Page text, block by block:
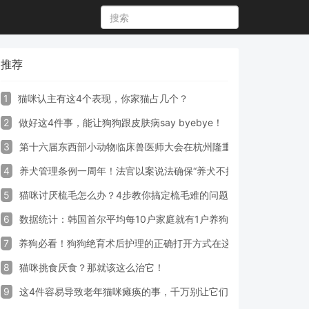
推荐
1 猫咪认主有这4个表现，你家猫占几个？
2 做好这4件事，能让狗狗跟皮肤病say byebye！
3 第十六届东西部小动物临床兽医师大会在杭州隆重开幕
4 养犬管理条例一周年！法官以案说法确保“养犬不掉链”
5 猫咪讨厌梳毛怎么办？4步教你搞定梳毛难的问题！
6 数据统计：韩国首尔平均每10户家庭就有1户养狗
7 养狗必看！狗狗绝育术后护理的正确打开方式在这里
8 猫咪挑食厌食？那就该这么治它！
9 这4件容易导致老年猫咪瘫痪的事，千万别让它们做！